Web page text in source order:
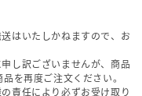
はいたしかねますので、お
し訳ございませんが、商品
を再度ご注文ください。
責任により必ずお受け取り